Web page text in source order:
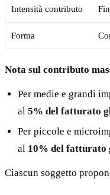
Intensità contributo
Forma
Nota sul contributo
Per medie e grandi
al5% del fatturato
Per piccole e
al 10% del fatturato
Ciascun soggetto